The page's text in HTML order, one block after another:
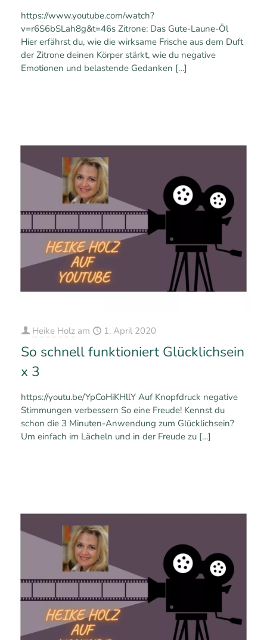
https://www.youtube.com/watch?
v=r6S6bSLah8g&t=46s Zitrone: Das Gute-Laune-Öl
Hier erfährst du, wie die wirksame Frische aus dem Duft
der Zitrone deinen Körper stärkt, wie du negative
Emotionen und belastende Gedanken […]
Heike Holz am 1. April 2020
So schnell funktioniert Glücklichsein
x 3
https://youtu.be/YpCoHiKHllY Auf Knopfdruck negative
Stimmungen verbessern So eine Freude! Kennst du
schon die 3 Minuten-Anwendung zum Glücklichsein?
Um einfach im Lächeln und in der Freude zu […]